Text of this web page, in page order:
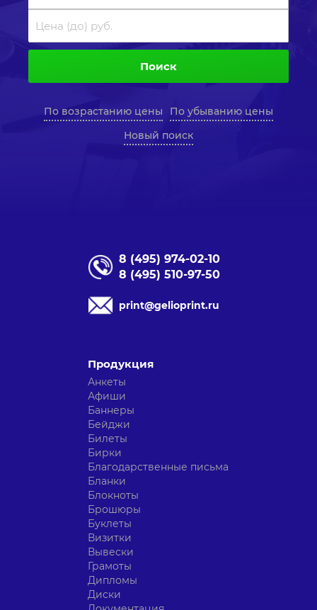
Поиск
По возрастанию цены
По убыванию цены
Новый поиск
8 (495) 974-02-10
8 (495) 510-97-50
print@gelioprint.ru
Продукция
Анкеты
Афиши
Баннеры
Бейджи
Билеты
Бирки
Благодарственные письма
Бланки
Блокноты
Брошюры
Буклеты
Визитки
Вывески
Грамоты
Дипломы
Диски